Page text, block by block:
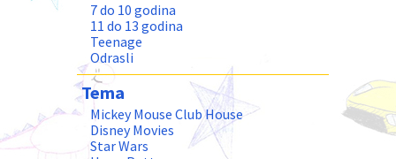
7 do 10 godina
11 do 13 godina
Teenage
Odrasli
Tema
Mickey Mouse Club House
Disney Movies
Star Wars